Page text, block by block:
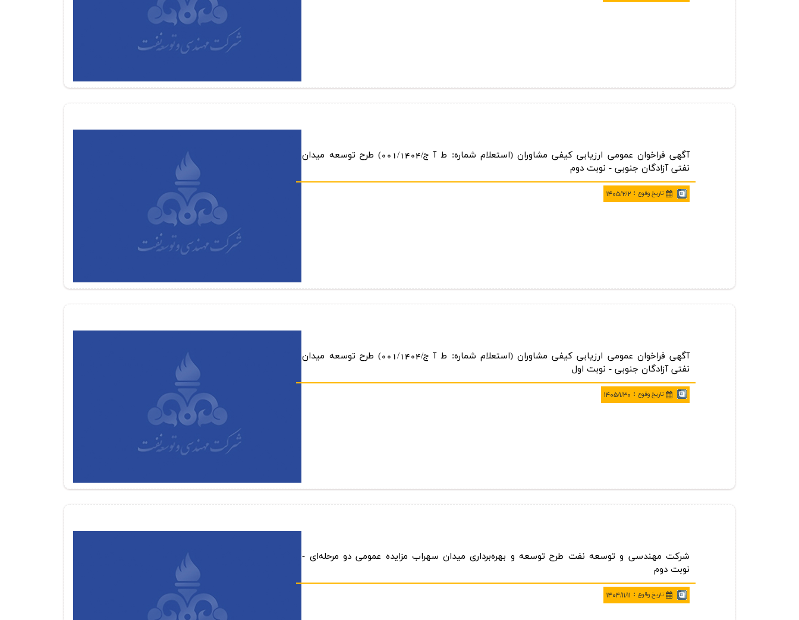
آگهی فراخوان عمومی ارزیابی كیفی مشاوران (استعلام شماره: ط آ ج/001/1404) طرح توسعه میدان
نفتی آزادگان جنوبی - نوبت دوم
تاريخ وقوع :۱۴۰۵/۲/۲
آگهی فراخوان عمومی ارزیابی كیفی مشاوران (استعلام شماره: ط آ ج/001/1404) طرح توسعه میدان
نفتی آزادگان جنوبی - نوبت اول
تاريخ وقوع : ۱۴۰۵/۱/۳۰
شركت مهندسی و توسعه نفت طرح توسعه و بهره‌برداری میدان سهراب مزایده عمومی دو مرحله‌ای -
نوبت دوم
تاريخ وقوع : ۱۴۰۴/۱۱/۱۱